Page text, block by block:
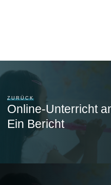
ZURÜCK
Online-Unterricht
Ein Bericht